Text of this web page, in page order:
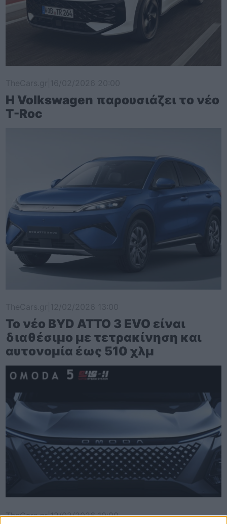
Η Volkswagen παρουσιάζει το νέο
T-Roc
Το νέο BYD ATTO 3 EVO είναι
διαθέσιμο με τετρακίνηση και
αυτονομία έως 510 χλμ
TheCars.gr|12/02/2026 10:00